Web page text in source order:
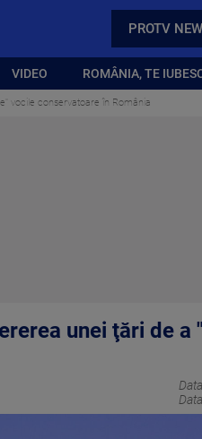
PROTV
VIDEO ROMÂNIA, TE
vocile conservatoare în România
unei ţări de a